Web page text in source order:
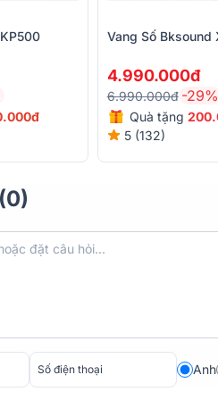
rít cực cao
mạnh nổi bật của Bksound
hú cao cấp được tích hợp
quá trình hát karaoke. Điều
bảo trải nghiệm âm thanh ổn
Vang Số Bksound
4.990.000đ
6.990.000đ -29%
Quà tặng
5 (132)
Anh